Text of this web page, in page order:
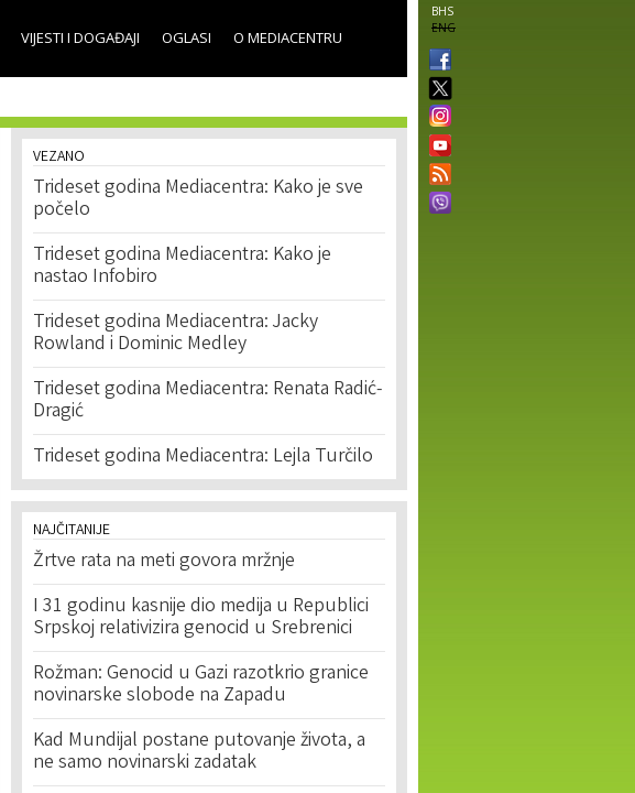
BHS
ENG
VIJESTI I DOGAĐAJI OGLASI O MEDIACENTRU
VEZANO
Trideset godina Mediacentra: Kako je sve
počelo
Trideset godina Mediacentra: Kako je
nastao Infobiro
Trideset godina Mediacentra: Jacky
Rowland i Dominic Medley
Trideset godina Mediacentra: Renata Radić-
Dragić
Trideset godina Mediacentra: Lejla Turčilo
NAJČITANIJE
Žrtve rata na meti govora mržnje
I 31 godinu kasnije dio medija u Republici
Srpskoj relativizira genocid u Srebrenici
Rožman: Genocid u Gazi razotkrio granice
novinarske slobode na Zapadu
Kad Mundijal postane putovanje života, a
ne samo novinarski zadatak